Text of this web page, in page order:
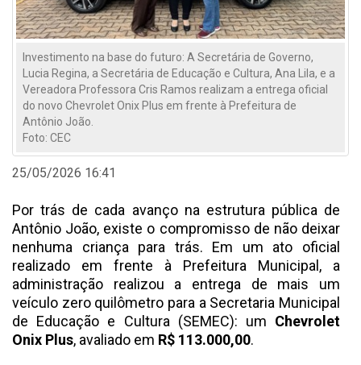
Investimento na base do futuro: A Secretária de Governo,
Lucia Regina, a Secretária de Educação e Cultura, Ana Lila, e a
Vereadora Professora Cris Ramos realizam a entrega oficial
do novo Chevrolet Onix Plus em frente à Prefeitura de
Antônio João.
Foto: CEC
25/05/2026 16:41
Por trás de cada avanço na estrutura pública de
Antônio João, existe o compromisso de não deixar
nenhuma criança para trás. Em um ato oficial
realizado em frente à Prefeitura Municipal, a
administração realizou a entrega de mais um
veículo zero quilômetro para a Secretaria Municipal
de Educação e Cultura (SEMEC): um Chevrolet
Onix Plus, avaliado em R$ 113.000,00.